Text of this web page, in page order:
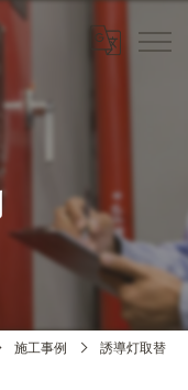
施工事例 誘導灯取替